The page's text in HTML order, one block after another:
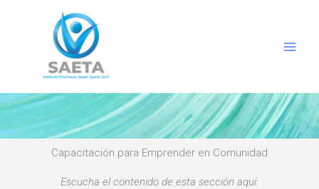
Capacitación para Emprender en Comunidad
Escucha el contenido de esta sección aquí: